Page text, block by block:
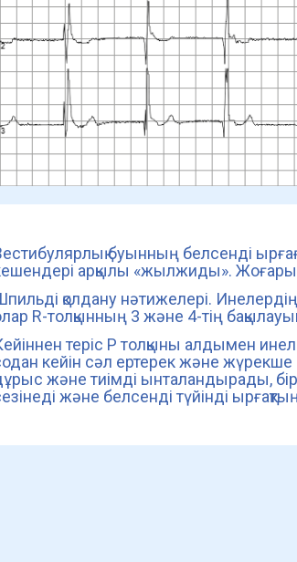
буынның белсенді
арқылы «жылжиды». Жоғары
қолдану нәтижелері.
R-толқынның 3 және 4-тің
теріс Р толқыны алдымен
кейін сәл ертерек және
және тиімді ынталандырады,
және белсенді түйінді